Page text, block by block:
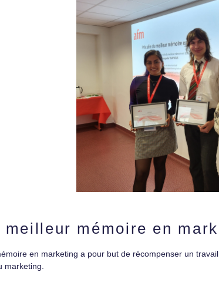
mémoire en
en marketing a pour but de récompenser un
marketing.